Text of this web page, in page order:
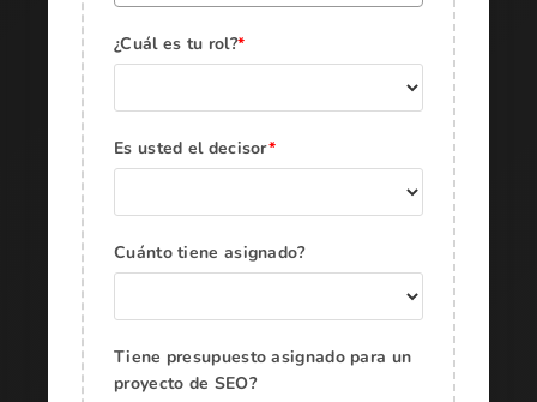
¿Cuál es tu rol?*
Es usted el decisor*
Cuánto tiene asignado?
Tiene presupuesto asignado para un
proyecto de SEO?